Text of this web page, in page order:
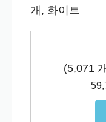
개, 화이트
(5,071